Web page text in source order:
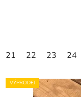
21 22 23 24
VÝPRODEJ